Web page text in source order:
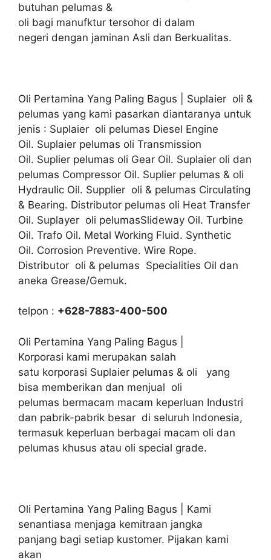
butuhan pelumas &
oli bagi manufktur tersohor di dalam
negeri dengan jaminan Asli dan Berkualitas.
Oli Pertamina Yang Paling Bagus | Suplaier oli &
pelumas yang kami pasarkan diantaranya untuk
jenis : Suplaier oli pelumas Diesel Engine
Oil. Suplaier pelumas oli Transmission
Oil. Suplier pelumas oli Gear Oil. Suplaier oli dan
pelumas Compressor Oil. Suplier pelumas & oli
Hydraulic Oil. Supplier oli & pelumas Circulating
& Bearing. Distributor pelumas oli Heat Transfer
Oil. Suplayer oli pelumasSlideway Oil. Turbine
Oil. Trafo Oil. Metal Working Fluid. Synthetic
Oil. Corrosion Preventive. Wire Rope.
Distributor oli & pelumas Specialities Oil dan
aneka Grease/Gemuk.
telpon : +628-7883-400-500
Oli Pertamina Yang Paling Bagus |
Korporasi kami merupakan salah
satu korporasi Suplaier pelumas & oli yang
bisa memberikan dan menjual oli
pelumas bermacam macam keperluan Industri
dan pabrik-pabrik besar di seluruh Indonesia,
termasuk keperluan berbagai macam oli dan
pelumas khusus atau oli special grade.
Oli Pertamina Yang Paling Bagus | Kami
senantiasa menjaga kemitraan jangka
panjang bagi setiap kustomer. Pijakan kami
akan